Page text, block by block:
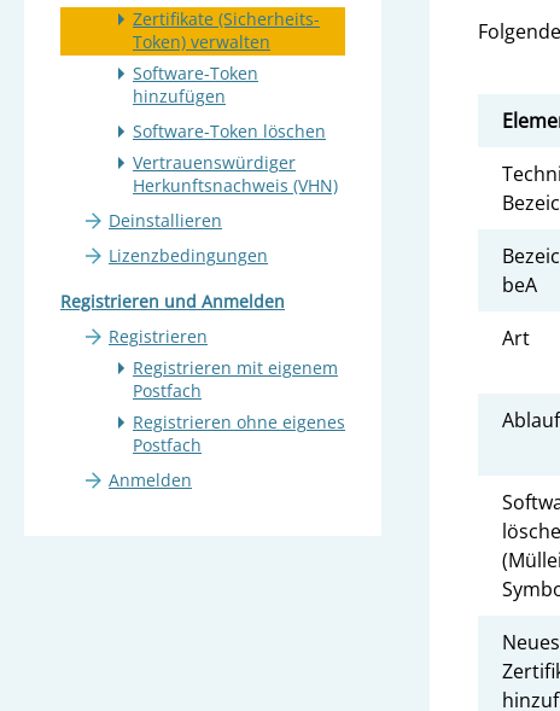
Zertifikate (Sicherheits-
Token) verwalten
Software-Token
hinzufügen
Software-Token löschen
Vertrauenswürdiger
Herkunftsnachweis (VHN)
Deinstallieren
Lizenzbedingungen
Registrieren und Anmelden
Registrieren
Registrieren mit eigenem
Postfach
Registrieren ohne eigenes
Postfach
Anmelden
beA
Art